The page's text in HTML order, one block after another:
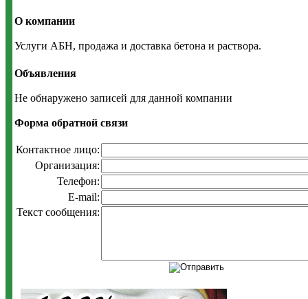
О компании
Услуги АБН, продажа и доставка бетона и раствора.
Объявления
Не обнаружено записей для данной компании
Форма обратной связи
Контактное лицо:
Организация:
Телефон:
E-mail:
Текст сообщения: